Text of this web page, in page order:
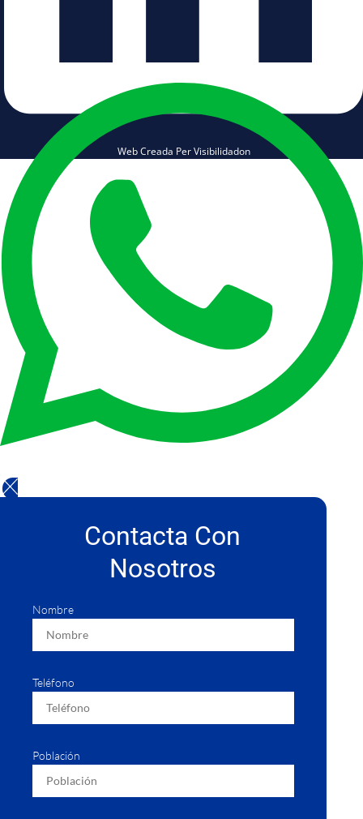
Web Creada Per Visibilidadon
Contacta Con
Nosotros
Nombre
Teléfono
Población